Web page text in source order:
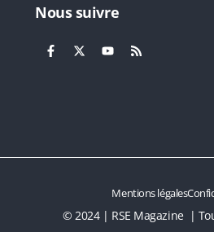
Nous suivre
© 2024 | RSE Magazine |
Mentions légales